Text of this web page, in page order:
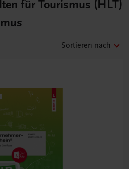
für Tourismus (HLT)
Sortieren nach